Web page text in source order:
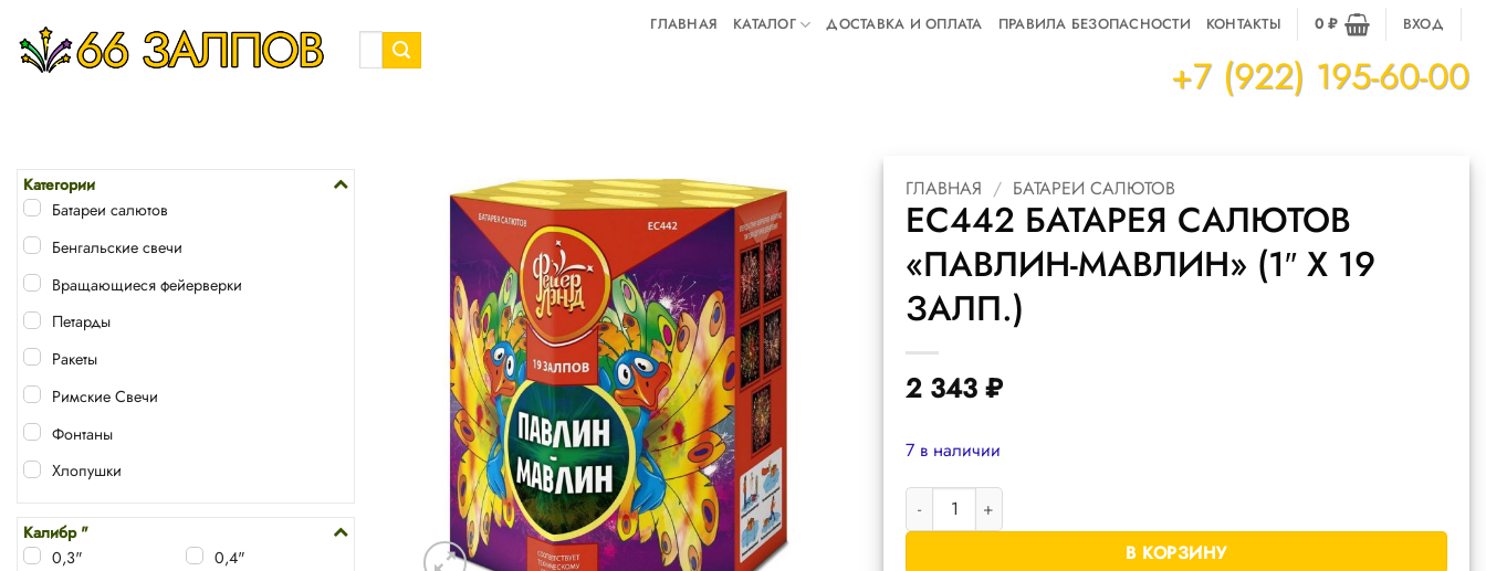
content
Искать:
ГЛАВНАЯ КАТАЛОГ ДОСТАВКА И ОПЛАТА ПРАВИЛА БЕЗОПАСНОСТИ КОНТАКТЫ 0₽ ВХОД
+7 (922) 195-60-00
Категории
Батареи салютов
Бенгальские свечи
Вращающиеся фейерверки
Петарды
Ракеты
Римские Свечи
Фонтаны
Хлопушки
Калибр "
0,3"
0,4"
ГЛАВНАЯ / БАТАРЕИ САЛЮТОВ
ЕС442 БАТАРЕЯ САЛЮТОВ
«ПАВЛИН-МАВЛИН» (1″ Х 19
ЗАЛП.)
2 343 ₽
7 в наличии
Количество товара ЕС442 батарея салютов "Павлин-мавлин" (1" х 19 залп.)
В КОРЗИНУ